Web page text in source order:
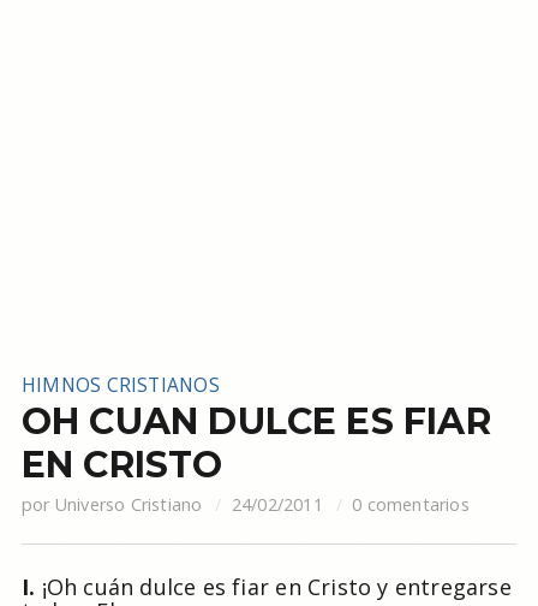
HIMNOS CRISTIANOS
OH CUAN DULCE ES FIAR
EN CRISTO
por Universo Cristiano 24/02/2011 0 comentarios
I. ¡Oh cuán dulce es fiar en Cristo y entregarse